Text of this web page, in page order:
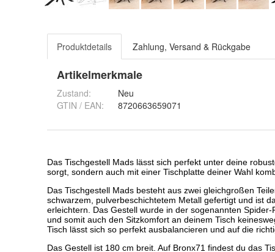
Produktdetails Zahlung, Versand & Rückgabe
Artikelmerkmale
Zustand:
Neu
GTIN / EAN:
8720663659071